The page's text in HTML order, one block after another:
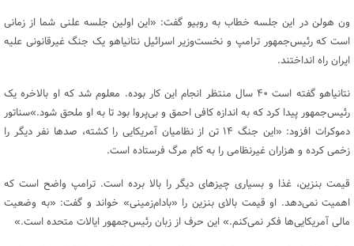
ون هولن در این جلسه خطاب به روبیو گفت: «این اولین جلسه علنی شما از زمانی
است که رئیس‌جمهور ترامپ و نخست‌وزیر اسرائیل نتانیاهو یک جنگ غیرقانونی علیه
ایران راه انداختند.
نتانیاهو گفته است ۴۰ سال منتظر انجام این کار بوده. معلوم شد که او بالاخره یک
رئیس‌جمهور پیدا کرد که به اندازه کافی احمق و بی‌پروا بود تا به او ملحق شود.»سناتور
دموکرات افزود: «این جنگ ۱۴ تن از نظامیان آمریکایی را کشته، صدها نفر دیگر را
زخمی کرده و هزاران غیرنظامی را به کام مرگ فرستاده است.
قیمت بنزین، غذا و بسیاری چیزهای دیگر را بالا برده است. ترامپ واضح است که
اهمیت نمی‌دهد. او قیمت بالای بنزین را «بادام‌زمینی» خواند و گفت: «به وضعیت
مالی آمریکایی‌ها فکر نمی‌کنم.» این حرف از زبان رئیس‌جمهور ایالات متحده است.»